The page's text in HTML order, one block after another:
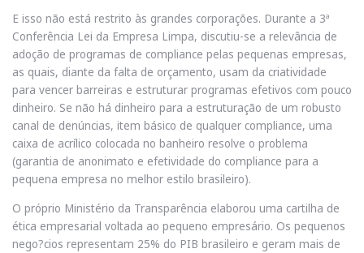
E isso não está restrito às grandes corporações. Durante a 3ª
Conferência Lei da Empresa Limpa, discutiu-se a relevância de
adoção de programas de compliance pelas pequenas empresas,
as quais, diante da falta de orçamento, usam da criatividade
para vencer barreiras e estruturar programas efetivos com pouco
dinheiro. Se não há dinheiro para a estruturação de um robusto
canal de denúncias, item básico de qualquer compliance, uma
caixa de acrílico colocada no banheiro resolve o problema
(garantia de anonimato e efetividade do compliance para a
pequena empresa no melhor estilo brasileiro).
O próprio Ministério da Transparência elaborou uma cartilha de
ética empresarial voltada ao pequeno empresário. Os pequenos
nego?cios representam 25% do PIB brasileiro e geram mais de